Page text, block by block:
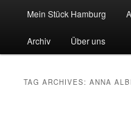
Mein-
Skip to primary content
Skip to secondary
Mein Stück Hamburg
Archiv Über uns
TAG ARCHIVES:ANNA